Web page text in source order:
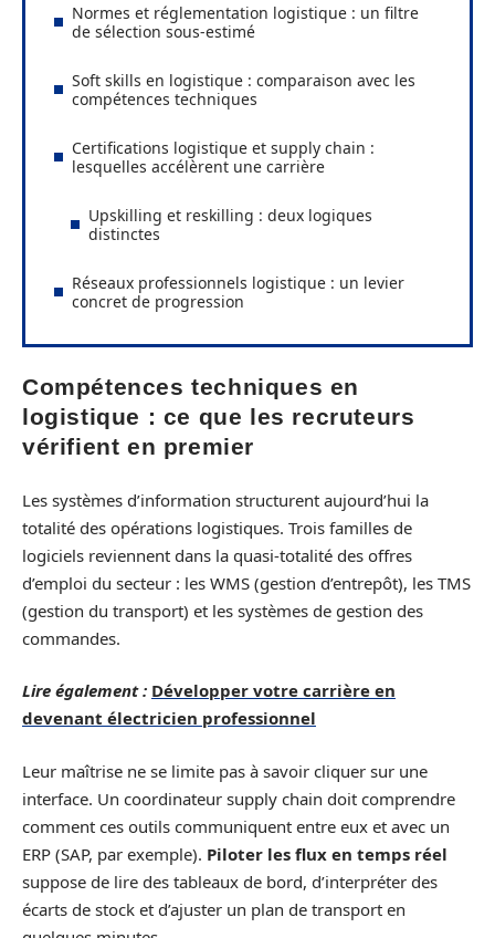
Normes et réglementation logistique : un filtre
de sélection sous-estimé
Soft skills en logistique : comparaison avec les
compétences techniques
Certifications logistique et supply chain :
lesquelles accélèrent une carrière
Upskilling et reskilling : deux logiques
distinctes
Réseaux professionnels logistique : un levier
concret de progression
Compétences techniques en
logistique : ce que les recruteurs
vérifient en premier
Les systèmes d’information structurent aujourd’hui la
totalité des opérations logistiques. Trois familles de
logiciels reviennent dans la quasi-totalité des offres
d’emploi du secteur : les WMS (gestion d’entrepôt), les TMS
(gestion du transport) et les systèmes de gestion des
commandes.
Lire également : Développer votre carrière en
devenant électricien professionnel
Leur maîtrise ne se limite pas à savoir cliquer sur une
interface. Un coordinateur supply chain doit comprendre
comment ces outils communiquent entre eux et avec un
ERP (SAP, par exemple). Piloter les flux en temps réel
suppose de lire des tableaux de bord, d’interpréter des
écarts de stock et d’ajuster un plan de transport en